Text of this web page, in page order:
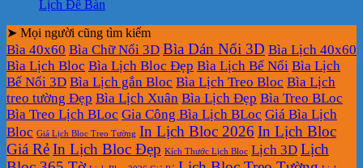
Lịch Để Bàn
➤ Mọi người cũng tìm kiếm
Bìa 40x60 Bìa Chữ Nổi 3D Bìa Dán Nổi 3D Bìa Lịch 40x60
Bìa Lịch Bloc Bìa Lịch Bloc Đẹp Bìa Lịch Bế Nổi Bìa Lịch
Bế Nổi 3D Bìa Lịch gắn Bloc Bìa Lịch Treo Bloc Bìa Lịch
treo tường Đẹp Bìa Lịch Xuân Bìa Lịch Đẹp Bìa Treo BLoc
Bìa Treo Lịch BLoc Gia Công Bìa Lịch BLoc Giá Bìa Lịch
Bloc Giá Lịch Bloc Treo Tường In Lịch Bloc 2026 In Lịch Bloc
Giá RẻIn Lịch Bloc Đẹp Kích Thước Lịch Bloc Lịch 3D Lịch